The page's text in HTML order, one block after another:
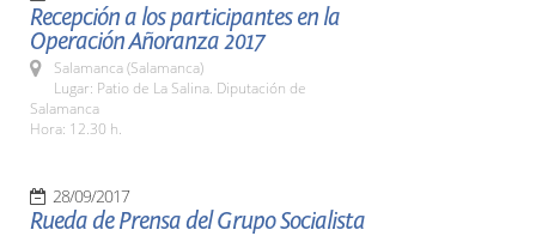
Recepción a los participantes en la
Operación Añoranza 2017
Salamanca (Salamanca)
Lugar: Patio de La Salina. Diputación de
Salamanca
Hora: 12.30 h.
28/09/2017
Rueda de Prensa del Grupo Socialista